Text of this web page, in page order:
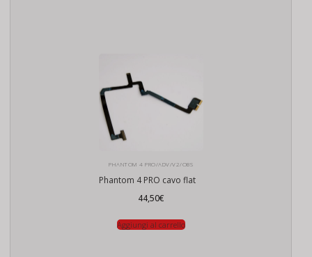
PHANTOM 4 PRO/ADV/V2/OBS
Phantom 4 PRO cavo flat
44,50€
Aggiungi al carrello